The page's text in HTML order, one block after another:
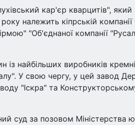
кар'єр кварцитів",
належить кіпрській
"Об'єднаної компанії
найбільших виробників
У свою чергу, у цей завод
"Іскра" та
суд за позовом Міністерства